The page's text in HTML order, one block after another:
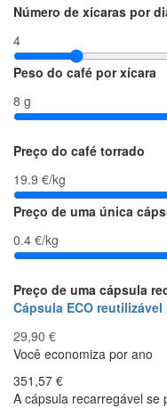
Número de xícaras por
4
Peso do café por xícara
8 g
Preço do café torrado
19.9 €/kg
Preço de uma única
0.4 €/kg
Preço de uma cápsula
Cápsula ECO reutilizável
29,90 €
Você economiza por ano
351,57 €
A cápsula recarregável se